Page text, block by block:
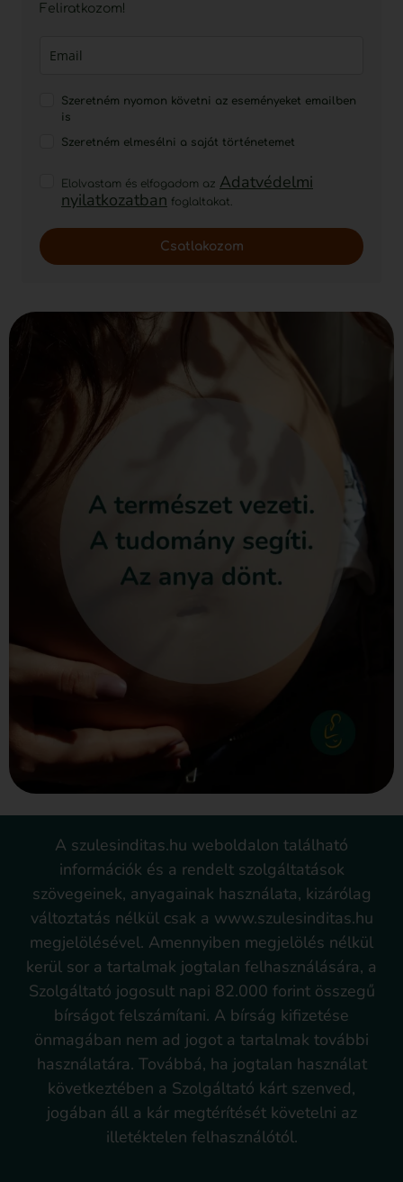
Feliratkozom!
Szeretném nyomon követni az eseményeket emailben
is
Szeretném elmesélni a saját történetemet
Elolvastam és elfogadom az Adatvédelmi
nyilatkozatban foglaltakat.
Csatlakozom
A szulesinditas.hu weboldalon található
információk és a rendelt szolgáltatások
szövegeinek, anyagainak használata, kizárólag
változtatás nélkül csak a www.szulesinditas.hu
megjelölésével. Amennyiben megjelölés nélkül
kerül sor a tartalmak jogtalan felhasználására, a
Szolgáltató jogosult napi 82.000 forint összegű
bírságot felszámítani. A bírság kifizetése
önmagában nem ad jogot a tartalmak további
használatára. Továbbá, ha jogtalan használat
következtében a Szolgáltató kárt szenved,
jogában áll a kár megtérítését követelni az
illetéktelen felhasználótól.